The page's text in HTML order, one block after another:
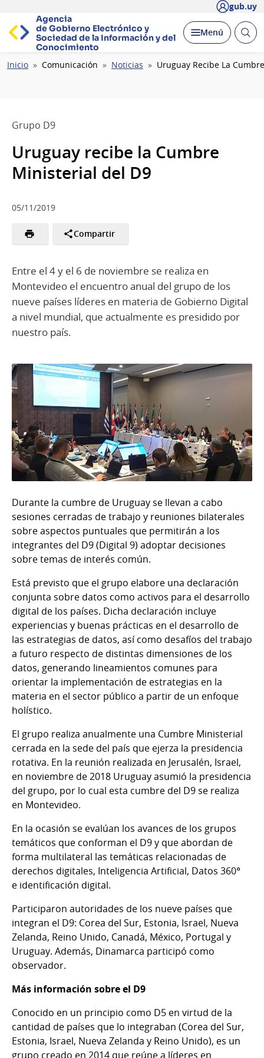
gub.uy
Agencia
de Gobierno Electrónico y
Sociedad de la Información y del
Conocimiento
Desplegar
Menú Abrir
Ruta
Inicio Comunicación Noticias Uruguay Recibe La
Grupo D9
Uruguay recibe la Cumbre
Ministerial del D9
05/11/2019
Compartir
Entre el 4 y el 6 de noviembre se realiza en
Montevideo el encuentro anual del grupo de los
nueve países líderes en materia de Gobierno Digital
a nivel mundial, que actualmente es presidido por
nuestro país.
Durante la cumbre de Uruguay se llevan a cabo
sesiones cerradas de trabajo y reuniones bilaterales
sobre aspectos puntuales que permitirán a los
integrantes del D9 (Digital 9) adoptar decisiones
sobre temas de interés común.
Está previsto que el grupo elabore una declaración
conjunta sobre datos como activos para el desarrollo
digital de los países. Dicha declaración incluye
experiencias y buenas prácticas en el desarrollo de
las estrategias de datos, así como desafíos del trabajo
a futuro respecto de distintas dimensiones de los
datos, generando lineamientos comunes para
orientar la implementación de estrategias en la
materia en el sector público a partir de un enfoque
holístico.
El grupo realiza anualmente una Cumbre Ministerial
cerrada en la sede del país que ejerza la presidencia
rotativa. En la reunión realizada en Jerusalén, Israel,
en noviembre de 2018 Uruguay asumió la presidencia
del grupo, por lo cual esta cumbre del D9 se realiza
en Montevideo.
En la ocasión se evalúan los avances de los grupos
temáticos que conforman el D9 y que abordan de
forma multilateral las temáticas relacionadas de
derechos digitales, Inteligencia Artificial, Datos 360°
e identificación digital.
Participaron autoridades de los nueve países que
integran el D9: Corea del Sur, Estonia, Israel, Nueva
Zelanda, Reino Unido, Canadá, México, Portugal y
Uruguay. Además, Dinamarca participó como
observador.
Más información sobre el D9
Conocido en un principio como D5 en virtud de la
cantidad de países que lo integraban (Corea del Sur,
Estonia, Israel, Nueva Zelanda y Reino Unido), es un
grupo creado en 2014 que reúne a líderes en